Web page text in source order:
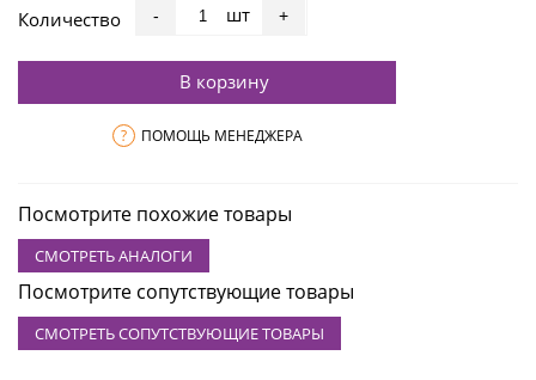
Количество - шт +
В корзину
? ПОМОЩЬ МЕНЕДЖЕРА
Посмотрите похожие товары
СМОТРЕТЬ АНАЛОГИ
Посмотрите сопутствующие товары
СМОТРЕТЬ СОПУТСТВУЮЩИЕ ТОВАРЫ